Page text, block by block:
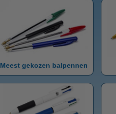
Meest gekozen balpennen